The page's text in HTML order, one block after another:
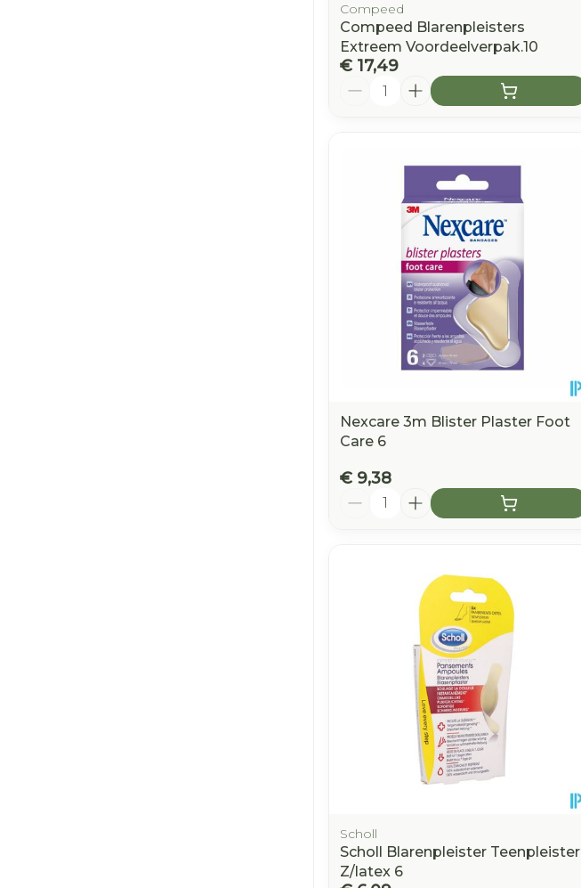
Compeed
Compeed Blarenpleisters
Extreem Voordeelverpak.10
€ 17,49
Aantal
Nexcare 3m Blister Plaster Foot
Care 6
€ 9,38
Aantal
Scholl
Scholl Blarenpleister Teenpleister
Z/latex 6